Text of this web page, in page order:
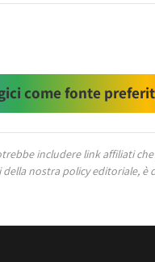
come fonte
includere link affiliati
nostra policy editoriale, è